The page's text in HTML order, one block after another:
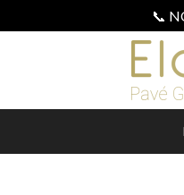
📞